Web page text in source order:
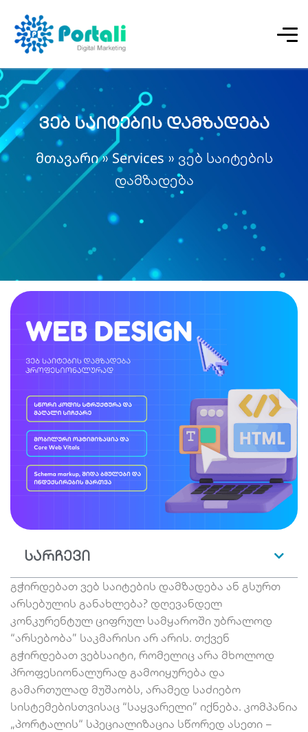
ვებ საიტების დამზადება
მთავარი»Services » ვებ საიტების
დამზადება
სარჩევი
გჭირდებათ ვებ საიტების დამზადება ან გსურთ
არსებულის განახლება? დღევანდელ
კონკურენტულ ციფრულ სამყაროში უბრალოდ
“არსებობა” საკმარისი არ არის. თქვენ
გჭირდებათ ვებსაიტი, რომელიც არა მხოლოდ
პროფესიონალურად გამოიყურება და
გამართულად მუშაობს, არამედ საძიებო
სისტემებისთვისაც “საყვარელი” იქნება. კომპანია
„პორტალის“ სპეციალიზაცია სწორედ ასეთი –